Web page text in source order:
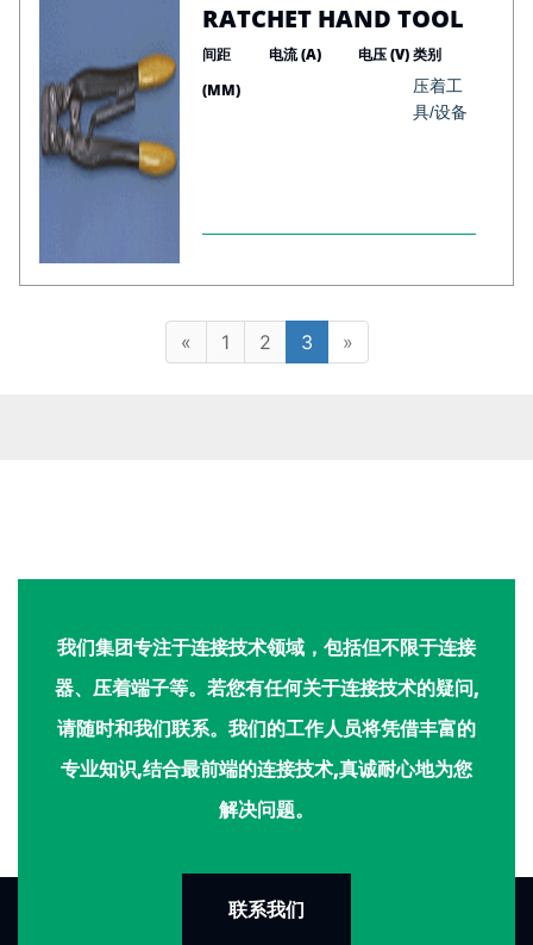
RATCHET HAND TOOL
间距
(MM)
电流 (A) 电压 (V)类别
压着工
具/设备
« 1 2 3 »
我们集团专注于连接技术领域，包括但不限于连接
器、压着端子等。若您有任何关于连接技术的疑问,
请随时和我们联系。我们的工作人员将凭借丰富的
专业知识,结合最前端的连接技术,真诚耐心地为您
解决问题。
联系我们